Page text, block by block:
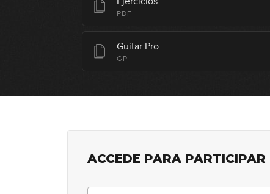
PDF
Guitar Pro
GP
ACCEDE PARA PARTICIPAR